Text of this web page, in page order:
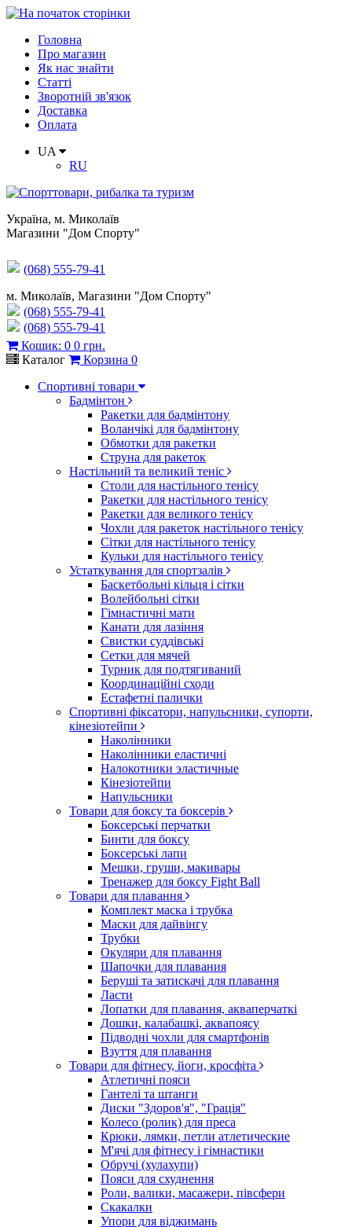
Головна
Про магазин
Як нас знайти
Статті
Зворотній зв'язок
Доставка
Оплата
UA
RU
Україна, м. Миколаїв
Магазини "Дом Спорту"
(068) 555-79-41
м. Миколаїв, Магазини "Дом Спорту"
(068) 555-79-41
(068) 555-79-41
Кошик: 0 0 грн.
Каталог
Корзина 0
Спортивні товари
Бадмінтон
Ракетки для бадмінтону
Воланчікі для бадмінтону
Обмотки для ракетки
Струна для ракеток
Настільний та великий теніс
Столи для настільного тенісу
Ракетки для настільного тенісу
Ракетки для великого тенісу
Чохли для ракеток настільного тенісу
Сітки для настільного тенісу
Кульки для настільного тенісу
Устаткування для спортзалів
Баскетбольні кільця і сітки
Волейбольні сітки
Гімнастичні мати
Канати для лазіння
Свистки суддівські
Сетки для мячей
Турник для подтягиваний
Координаційні сходи
Естафетні палички
Спортивні фіксатори, напульсники, супорти,
кінезіотейпи
Наколінники
Наколінники еластичні
Налокотники эластичные
Кінезіотейпи
Напульсники
Товари для боксу та боксерів
Боксерські перчатки
Бинти для боксу
Боксерські лапи
Мешки, груши, макивары
Тренажер для боксу Fight Ball
Товари для плавання
Комплект маска і трубка
Маски для дайвінгу
Трубки
Окуляри для плавання
Шапочки для плавания
Беруші та затискачі для плавання
Ласти
Лопатки для плавання, акваперчаткі
Дошки, калабашкі, аквапоясу
Підводні чохли для смартфонів
Взуття для плавання
Товари для фітнесу, йоги, кросфіта
Атлетичні пояси
Гантелі та штанги
Диски "Здоров'я", "Грація"
Колесо (ролик) для преса
Крюки, лямки, петли атлетические
М'ячі для фітнесу і гімнастики
Обручі (хулахупи)
Пояси для схуднення
Роли, валики, масажери, півсфери
Скакалки
Упори для віджимань